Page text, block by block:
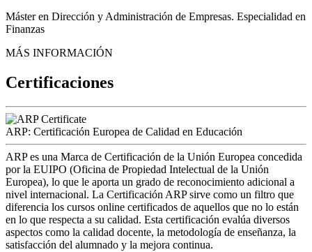
Máster en Dirección y Administración de Empresas. Especialidad en
Finanzas
MÁS INFORMACIÓN
Certificaciones
ARP: Certificación Europea de Calidad en Educación
ARP es una Marca de Certificación de la Unión Europea concedida
por la EUIPO (Oficina de Propiedad Intelectual de la Unión
Europea), lo que le aporta un grado de reconocimiento adicional a
nivel internacional. La Certificación ARP sirve como un filtro que
diferencia los cursos online certificados de aquellos que no lo están
en lo que respecta a su calidad. Esta certificación evalúa diversos
aspectos como la calidad docente, la metodología de enseñanza, la
satisfacción del alumnado y la mejora continua.